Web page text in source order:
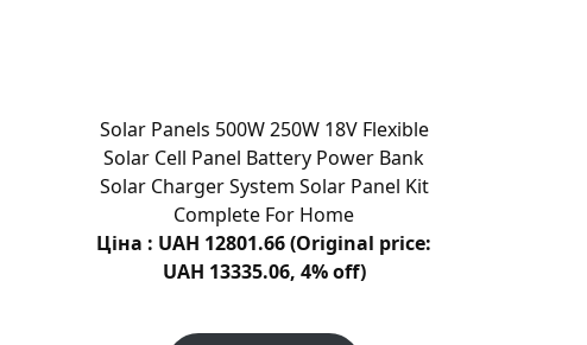
на
Венері
Solar Panels 500W 250W 18V Flexible
Solar Cell Panel Battery Power Bank
Solar Charger System Solar Panel Kit
Complete For Home
Ціна : UAH 12801.66 (Original price:
UAH 13335.06, 4% off)